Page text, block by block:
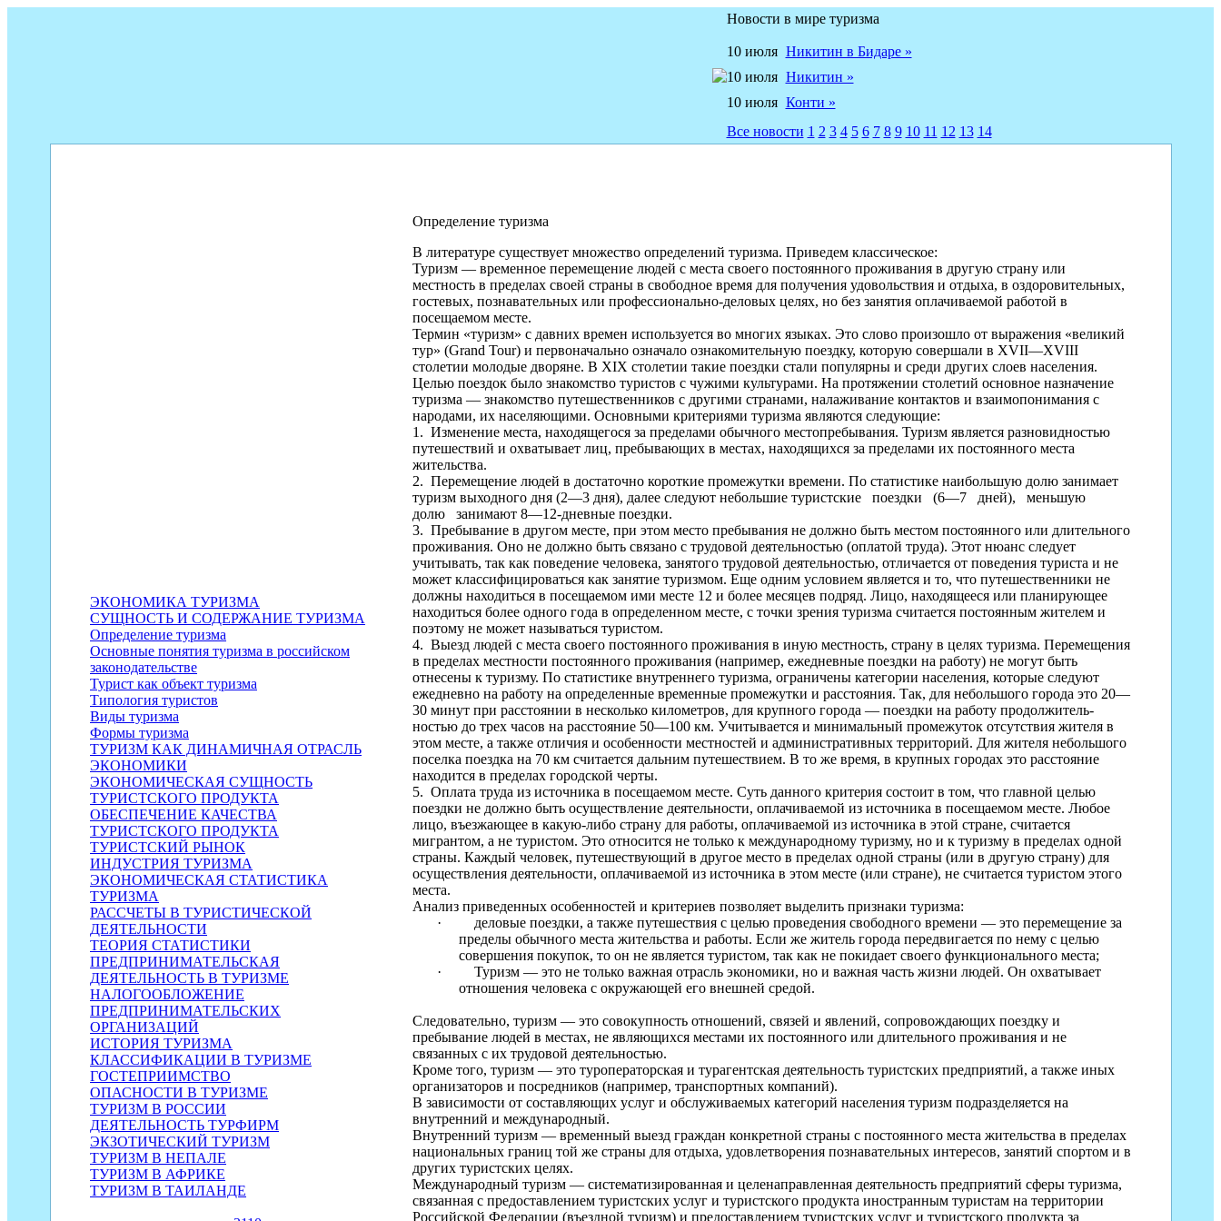
Новости в мире туризма
10 июля Никитин в Бидаре »
10 июля Никитин »
10 июля Конти »
Все новости 1 2 3 4 5 6 7 8 9 10 11 12 13 14
ЭКОНОМИКА ТУРИЗМА
СУЩНОСТЬ И СОДЕРЖАНИЕ ТУРИЗМА
Определение туризма
Основные понятия туризма в российском
законодательстве
Турист как объект туризма
Типология туристов
Виды туризма
Формы туризма
ТУРИЗМ КАК ДИНАМИЧНАЯ ОТРАСЛЬ
ЭКОНОМИКИ
ЭКОНОМИЧЕСКАЯ СУЩНОСТЬ
ТУРИСТСКОГО ПРОДУКТА
ОБЕСПЕЧЕНИЕ КАЧЕСТВА
ТУРИСТСКОГО ПРОДУКТА
ТУРИСТСКИЙ РЫНОК
ИНДУСТРИЯ ТУРИЗМА
ЭКОНОМИЧЕСКАЯ СТАТИСТИКА
ТУРИЗМА
РАССЧЕТЫ В ТУРИСТИЧЕСКОЙ
ДЕЯТЕЛЬНОСТИ
ТЕОРИЯ СТАТИСТИКИ
ПРЕДПРИНИМАТЕЛЬСКАЯ
ДЕЯТЕЛЬНОСТЬ В ТУРИЗМЕ
НАЛОГООБЛОЖЕНИЕ
ПРЕДПРИНИМАТЕЛЬСКИХ
ОРГАНИЗАЦИЙ
ИСТОРИЯ ТУРИЗМА
КЛАССИФИКАЦИИ В ТУРИЗМЕ
ГОСТЕПРИИМСТВО
ОПАСНОСТИ В ТУРИЗМЕ
ТУРИЗМ В РОССИИ
ДЕЯТЕЛЬНОСТЬ ТУРФИРМ
ЭКЗОТИЧЕСКИЙ ТУРИЗМ
ТУРИЗМ В НЕПАЛЕ
ТУРИЗМ В АФРИКЕ
ТУРИЗМ В ТАИЛАНДЕ
Определение туризма
В литературе существует множество определений туризма. При­ведем классическое:
Туризм — временное перемещение людей с места своего постоянного проживания в другую страну или
местность в пределах своей страны в свободное время для получения удовольствия и отдыха, в оздоровитель­ных,
гостевых, познавательных или профессионально-деловых целях, но без занятия оплачиваемой работой в
посещаемом месте.
Термин «туризм» с давних времен используется во многих язы­ках. Это слово произошло от выражения «великий
тур» (Grand Tour) и первоначально означало ознакомительную поездку, которую совершали в XVII—XVIII
столетии молодые дворяне. В XIX столетии такие поездки стали популярны и среди других слоев на­селения.
Целью поездок было знакомство туристов с чужими куль­турами. На протяжении столетий основное назначение
туризма — знакомство путешественников с другими странами, налаживание контактов и взаимопонимания с
народами, их населяющими. Основными критериями туризма являются следующие:
1. Изменение места, находящегося за пределами обычного местопребывания. Туризм является разновиднос­тью
путешествий и охватывает лиц, пребывающих в местах, нахо­дящихся за пределами их постоянного места
жительства.
2. Перемещение людей в достаточно короткие про­межутки времени. По статистике наибольшую долю занимает
туризм выходного дня (2—3 дня), далее следуют небольшие туристские
поездки (6—7 дней),
меньшую
долю
занимают 8—12-дневные поездки.
3. Пребывание в другом месте, при этом место пре­бывания не должно быть местом постоянного или дли­тельного
проживания. Оно не должно быть связано с трудо­вой деятельностью (оплатой труда). Этот нюанс следует
учитывать, так как поведение человека, занятого трудовой деятельнос­тью, отличается от поведения туриста и не
может классифициро­ваться как занятие туризмом. Еще одним условием является и то, что путешественники не
должны находиться в посещаемом ими месте 12 и более месяцев подряд. Лицо, находящееся или плани­рующее
находиться более одного года в определенном месте, с точки зрения туризма считается постоянным жителем и
поэтому не может называться туристом.
4. Выезд людей с места своего постоянного прожи­вания в иную местность, страну в целях туризма. Пе­ремещения
в пределах местности постоянного проживания (на­пример, ежедневные поездки на работу) не могут быть
отнесены к туризму. По статистике внутреннего туризма, ограничены кате­гории населения, которые следуют
ежедневно на работу на опре­деленные временные промежутки и расстояния. Так, для неболь­шого города это 20—
30 минут при расстоянии в несколько кило­метров, для крупного города — поездки на работу продолжитель­
ностью до трех часов на расстояние 50—100 км. Учитывается и минимальный промежуток отсутствия жителя в
этом месте, а так­же отличия и особенности местностей и административных терри­торий. Для жителя небольшого
поселка поездка на 70 км считает­ся дальним путешествием. В то же время, в крупных городах это расстояние
находится в пределах городской черты.
5. Оплата труда из источника в посещаемом месте. Суть данного критерия состоит в том, что главной целью
поездки не должно быть осуществление деятельности, оплачиваемой из источника в посещаемом месте. Любое
лицо, въезжающее в ка­кую-либо страну для работы, оплачиваемой из источника в этой стране, считается
мигрантом, а не туристом. Это относится не только к международному туризму, но и к туризму в пределах одной
страны. Каждый человек, путешествующий в другое место в пределах одной страны (или в другую страну) для
осуществле­ния деятельности, оплачиваемой из источника в этом месте (или стране), не считается туристом этого
места.
Анализ приведенных особенностей и критериев позволяет вы­делить признаки туризма:
·
деловые поездки, а также путешествия с целью проведения свободного времени — это перемещение за
пределы обычного ме­ста жительства и работы. Если же житель города передвигается по нему с целью
совершения покупок, то он не является турис­том, так как не покидает своего функционального места;
·
Туризм — это не только важная отрасль экономики, но и важная часть жизни людей. Он охватывает
отношения человека с окружающей его внешней средой.
Следовательно, туризм — это совокупность отношений, свя­зей и явлений, сопровождающих поездку и
пребывание людей в местах, не являющихся местами их постоянного или длительного проживания и не
связанных с их трудовой деятельностью.
Кроме того, туризм — это туроператорская и турагентская деятельность туристских предприятий, а также иных
организато­ров и посредников (например, транспортных компаний).
В зависимости от составляющих услуг и обслуживаемых кате­горий населения туризм подразделяется на
внутренний и между­народный.
Внутренний туризм — временный выезд граждан конкрет­ной страны с постоянного места жительства в пределах
нацио­нальных границ той же страны для отдыха, удовлетворения по­знавательных интересов, занятий спортом и в
других туристских целях.
Международный туризм — систематизированная и целе­направленная деятельность предприятий сферы туризма,
связан­ная с предоставлением туристских услуг и туристского продукта иностранным туристам на территории
Российской Федерации (въездной туризм) и предоставлением туристских услуг и ту­ристского продукта за